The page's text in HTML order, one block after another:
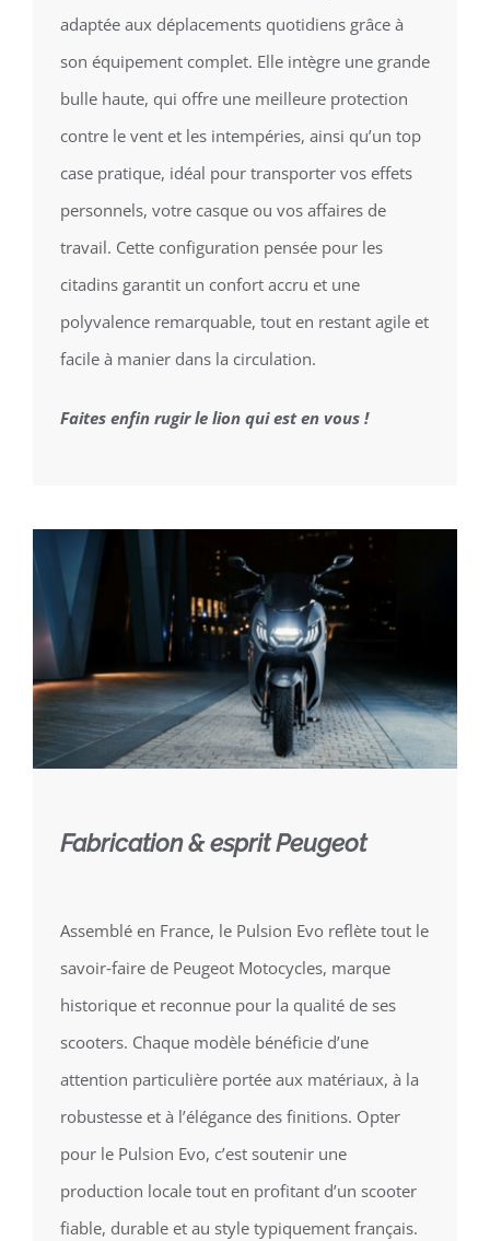
adaptée aux déplacements quotidiens grâce à
son équipement complet. Elle intègre une grande
bulle haute, qui offre une meilleure protection
contre le vent et les intempéries, ainsi qu’un top
case pratique, idéal pour transporter vos effets
personnels, votre casque ou vos affaires de
travail. Cette configuration pensée pour les
citadins garantit un confort accru et une
polyvalence remarquable, tout en restant agile et
facile à manier dans la circulation.
Faites enfin rugir le lion qui est en vous !
Fabrication & esprit Peugeot
Assemblé en France, le Pulsion Evo reflète tout le
savoir‑faire de Peugeot Motocycles, marque
historique et reconnue pour la qualité de ses
scooters. Chaque modèle bénéficie d’une
attention particulière portée aux matériaux, à la
robustesse et à l’élégance des finitions. Opter
pour le Pulsion Evo, c’est soutenir une
production locale tout en profitant d’un scooter
fiable, durable et au style typiquement français.